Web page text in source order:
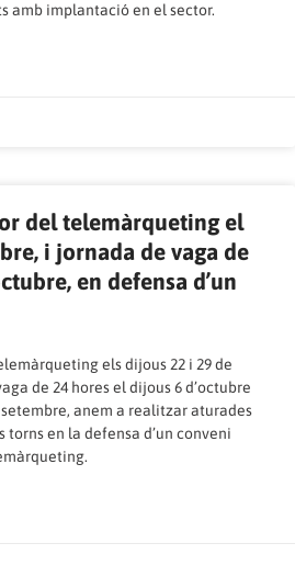
amb implantació en el sector.
del telemàrqueting el
i jornada de vaga de
en defensa d’un
els dijous 22 i 29 de
de 24 hores el dijous 6 d’octubre
anem a realitzar aturades
torns en la defensa d’un conveni